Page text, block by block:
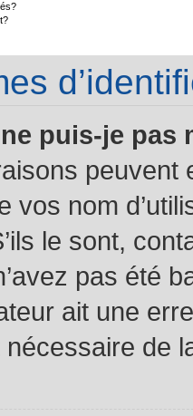
puis-je pas
peuvent
vos nom
le sont,
pas été
ait une
nécessaire de